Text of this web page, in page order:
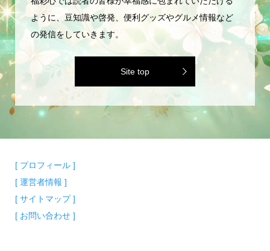
ように、豆知識や啓発、便利グッズやグルメ情報など
の発信をしていきます。
Site top
[ プロフィール ]
[ 運営者情報 ]
[ サイトマップ ]
[ お問い合わせ ]